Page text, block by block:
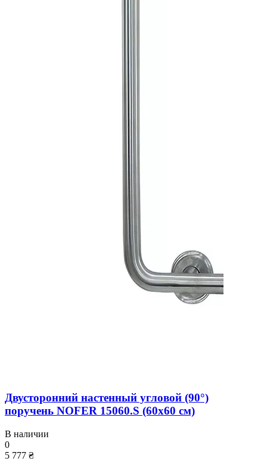
Двусторонний настенный угловой (90°)
поручень NOFER 15060.S (60x60 см)
В наличии
0
5 777 ₴